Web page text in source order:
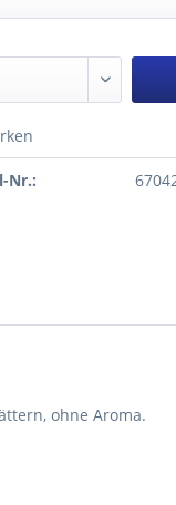
Nr.:
ohne Aroma.